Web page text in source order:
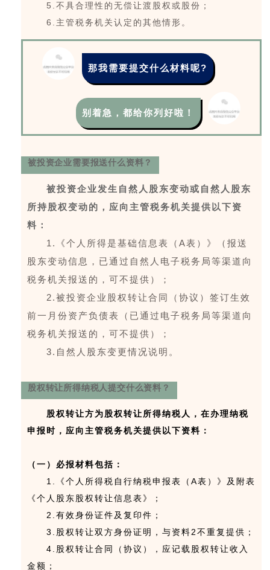
5.不具合理性的无偿让渡股权或股份；
6.主管税务机关认定的其他情形。
那我需要提交什么材料呢?
别着急，都给你列好啦！
被投资企业需要报送什么资料？
被投资企业发生自然人股东变动或自然人股东
所持股权变动的，应向主管税务机关提供以下资
料：
1.《个人所得是基础信息表（A表）》（报送
股东变动信息，已通过自然人电子税务局等渠道向
税务机关报送的，可不提供）；
2.被投资企业股权转让合同（协议）签订生效
前一月份资产负债表（已通过电子税务局等渠道向
税务机关报送的，可不提供）；
3.自然人股东变更情况说明。
股权转让所得纳税人提交什么资料？
股权转让方为股权转让所得纳税人，在办理纳税
申报时，应向主管税务机关提供以下资料：
（一）必报材料包括：
1.《个人所得税自行纳税申报表（A表）》及附表
《个人股东股权转让信息表》；
2.有效身份证件及复印件；
3.股权转让双方身份证明，与资料2不重复提供；
4.股权转让合同（协议），应记载股权转让收入
金额；